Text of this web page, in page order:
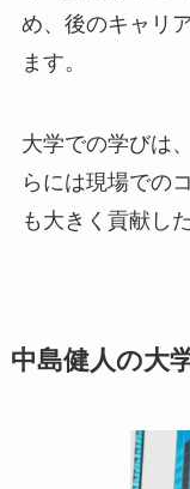
め、後のキャリ
ます。
大学での学びは
らには現場での
も大きく貢献し
中島健人の大